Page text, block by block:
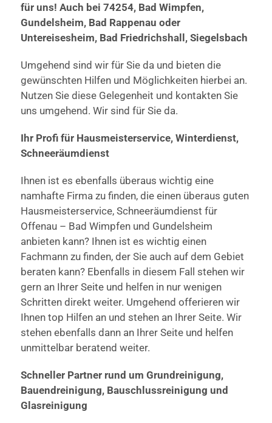
für uns! Auch bei 74254, Bad Wimpfen,
Gundelsheim, Bad Rappenau oder
Untereisesheim, Bad Friedrichshall, Siegelsbach
Umgehend sind wir für Sie da und bieten die
gewünschten Hilfen und Möglichkeiten hierbei an.
Nutzen Sie diese Gelegenheit und kontakten Sie
uns umgehend. Wir sind für Sie da.
Ihr Profi für Hausmeisterservice, Winterdienst,
Schneeräumdienst
Ihnen ist es ebenfalls überaus wichtig eine
namhafte Firma zu finden, die einen überaus guten
Hausmeisterservice, Schneeräumdienst für
Offenau – Bad Wimpfen und Gundelsheim
anbieten kann? Ihnen ist es wichtig einen
Fachmann zu finden, der Sie auch auf dem Gebiet
beraten kann? Ebenfalls in diesem Fall stehen wir
gern an Ihrer Seite und helfen in nur wenigen
Schritten direkt weiter. Umgehend offerieren wir
Ihnen top Hilfen an und stehen an Ihrer Seite. Wir
stehen ebenfalls dann an Ihrer Seite und helfen
unmittelbar beratend weiter.
Schneller Partner rund um Grundreinigung,
Bauendreinigung, Bauschlussreinigung und
Glasreinigung